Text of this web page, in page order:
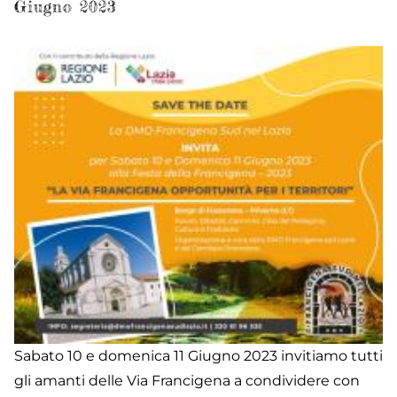
Giugno 2023
Sabato 10 e domenica 11 Giugno 2023 invitiamo tutti
gli amanti delle Via Francigena a condividere con